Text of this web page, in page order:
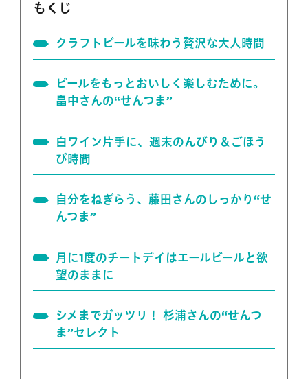
もくじ
クラフトビールを味わう贅沢な大人時間
ビールをもっとおいしく楽しむために。
畠中さんの“せんつま”
白ワイン片手に、週末のんびり＆ごほう
び時間
自分をねぎらう、藤田さんのしっかり“せ
んつま”
月に1度のチートデイはエールビールと欲
望のままに
シメまでガッツリ！ 杉浦さんの“せんつ
ま”セレクト